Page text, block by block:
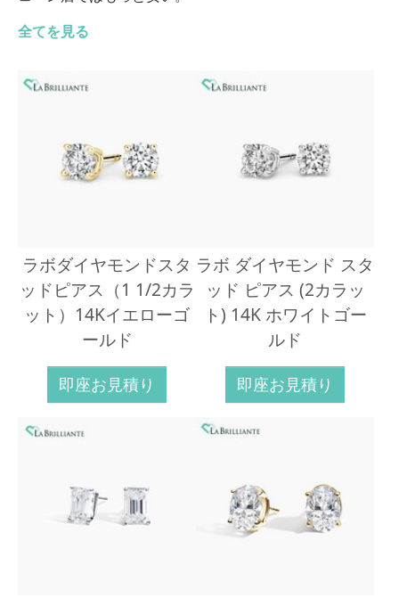
全てを見る
ラボダイヤモンドスタ
ッドピアス（1 1/2カラ
ット）14Kイエローゴ
ールド
即座お見積り
ラボ ダイヤモンド スタ
ッド ピアス (2カラッ
ト) 14K ホワイトゴー
ルド
即座お見積り